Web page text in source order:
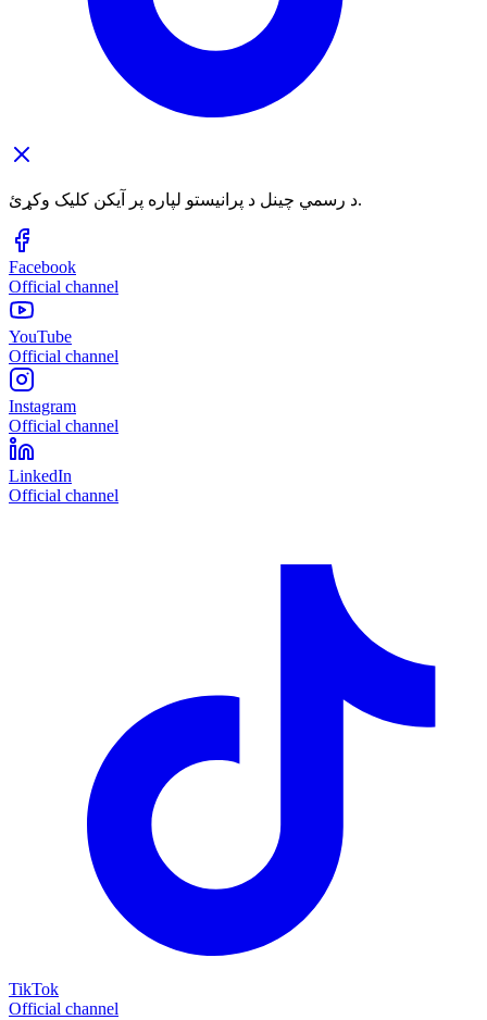
د رسمي چینل د پرانیستو لپاره پر آیکن کلیک وکړئ.
Facebook
Official channel
YouTube
Official channel
Instagram
Official channel
LinkedIn
Official channel
TikTok
Official channel